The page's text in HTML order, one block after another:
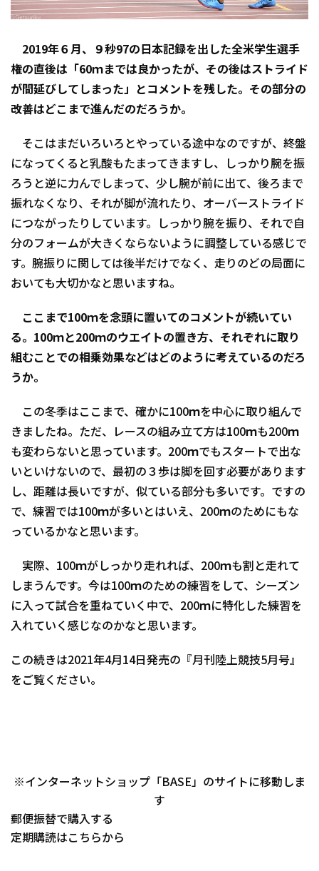
2019年６月、９秒97の日本記録を出した全米学生選手
権の直後は「60ｍまでは良かったが、その後はストライド
が間延びしてしまった」とコメントを残した。その部分の
改善はどこまで進んだのだろうか。
そこはまだいろいろとやっている途中なのですが、終盤
になってくると乳酸もたまってきますし、しっかり腕を振
ろうと逆に力んでしまって、少し腕が前に出て、後ろまで
振れなくなり、それが脚が流れたり、オーバーストライド
につながったりしています。しっかり腕を振り、それで自
分のフォームが大きくならないように調整している感じで
す。腕振りに関しては後半だけでなく、走りのどの局面に
おいても大切かなと思いますね。
ここまで100ｍを念頭に置いてのコメントが続いてい
る。100ｍと200ｍのウエイトの置き方、それぞれに取り
組むことでの相乗効果などはどのように考えているのだろ
うか。
この冬季はここまで、確かに100ｍを中心に取り組んで
きましたね。ただ、レースの組み立て方は100ｍも200ｍ
も変わらないと思っています。200ｍでもスタートで出な
いといけないので、最初の３歩は脚を回す必要があります
し、距離は長いですが、似ている部分も多いです。ですの
で、練習では100ｍが多いとはいえ、200ｍのためにもな
っているかなと思います。
実際、100ｍがしっかり走れれば、200ｍも割と走れて
しまうんです。今は100ｍのための練習をして、シーズン
に入って試合を重ねていく中で、200ｍに特化した練習を
入れていく感じなのかなと思います。
この続きは2021年4月14日発売の『月刊陸上競技5月号』
をご覧ください。
※インターネットショップ「BASE」のサイトに移動しま
す
郵便振替で購入する
定期購読はこちらから